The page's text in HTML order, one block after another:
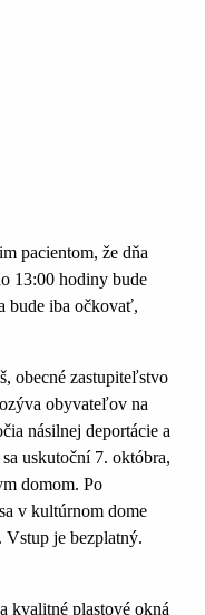
pacientom, že dňa
13:00 hodiny bude
bude iba očkovať,
obecné zastupiteľstvo
obyvateľov na
násilnej deportácie a
uskutoční 7. októbra,
domom. Po
v kultúrnom dome
Vstup je bezplatný.
kvalitné plastové okná